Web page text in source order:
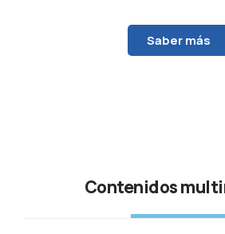
Saber más
Contenidos